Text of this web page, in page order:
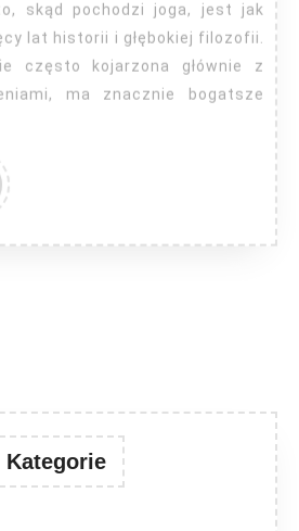
lat historii i głębokiej filozofii.
często kojarzona głównie z
ma znacznie bogatsze
Kategorie